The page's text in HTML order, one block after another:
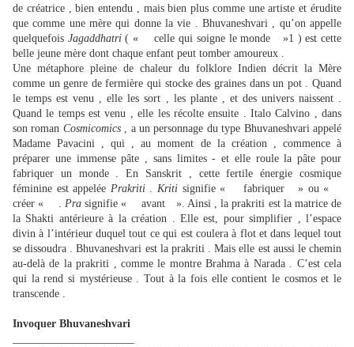
de créatrice , bien entendu , mais bien plus comme une artiste et érudite
que comme une mère qui donne la vie . Bhuvaneshvari , qu’on appelle
quelquefois Jagaddhatri( « celle qui soigne le monde »1 ) est cette
belle jeune mère dont chaque enfant peut tomber amoureux .
Une métaphore pleine de chaleur du folklore Indien décrit la Mère
comme un genre de fermière qui stocke des graines dans un pot . Quand
le temps est venu , elle les sort , les plante , et des univers naissent .
Quand le temps est venu , elle les récolte ensuite . Italo Calvino , dans
son roman Cosmicomics, a un personnage du type Bhuvaneshvari appelé
Madame Pavacini , qui , au moment de la création , commence à
préparer une immense pâte , sans limites - et elle roule la pâte pour
fabriquer un monde . En Sanskrit , cette fertile énergie cosmique
féminine est appelée Prakriti .Kriti signifie « fabriquer » ou «
créer « . Pra signifie « avant ». Ainsi , la prakriti est la matrice de
la Shakti antérieure à la création . Elle est, pour simplifier , l’espace
divin à l’intérieur duquel tout ce qui est coulera à flot et dans lequel tout
se dissoudra . Bhuvaneshvari est la prakriti . Mais elle est aussi le chemin
au-delà de la prakriti , comme le montre Brahma à Narada . C’est cela
qui la rend si mystérieuse . Tout à la fois elle contient le cosmos et le
transcende .
Invoquer Bhuvaneshvari